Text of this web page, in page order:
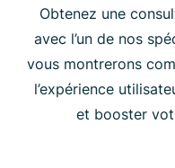
Obtenez une
avec l’un de nos
vous montrerons
l’expérience
et booster